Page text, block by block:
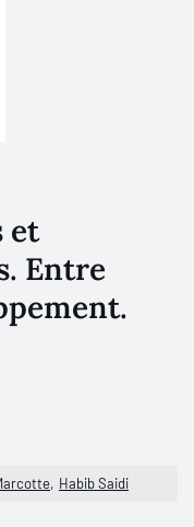
et
Entre
Habib Saidi